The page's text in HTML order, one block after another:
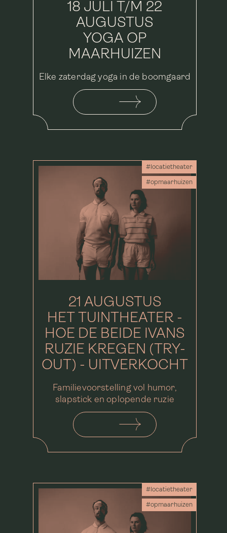
18 JULI T/M 22
AUGUSTUS
YOGA OP
MAARHUIZEN
Elke zaterdag yoga in de boomgaard
#locatietheater
#opmaarhuizen
21 AUGUSTUS
HET TUINTHEATER -
HOE DE BEIDE IVANS
RUZIE KREGEN (TRY-
OUT) - UITVERKOCHT
Familievoorstelling vol humor,
slapstick en oplopende ruzie
#locatietheater
#opmaarhuizen